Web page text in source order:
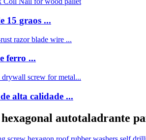
15 graos ...
ferro ...
alta calidade ...
autotaladrante